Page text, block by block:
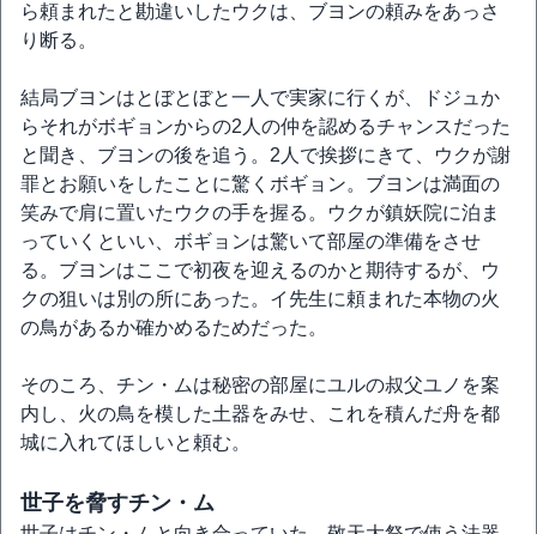
ら頼まれたと勘違いしたウクは、ブヨンの頼みをあっさ
り断る。
結局ブヨンはとぼとぼと一人で実家に行くが、ドジュか
らそれがボギョンからの2人の仲を認めるチャンスだった
と聞き、ブヨンの後を追う。2人で挨拶にきて、ウクが謝
罪とお願いをしたことに驚くボギョン。ブヨンは満面の
笑みで肩に置いたウクの手を握る。ウクが鎮妖院に泊ま
っていくといい、ボギョンは驚いて部屋の準備をさせ
る。ブヨンはここで初夜を迎えるのかと期待するが、ウ
クの狙いは別の所にあった。イ先生に頼まれた本物の火
の鳥があるか確かめるためだった。
そのころ、チン・ムは秘密の部屋にユルの叔父ユノを案
内し、火の鳥を模した土器をみせ、これを積んだ舟を都
城に入れてほしいと頼む。
世子を脅すチン・ム